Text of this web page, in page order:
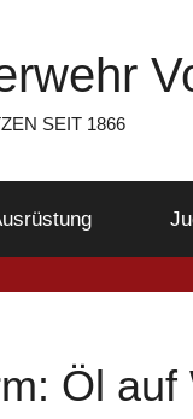
SEIT 1866
Öl auf